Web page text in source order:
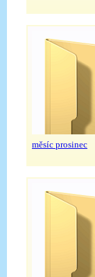
měsíc prosinec